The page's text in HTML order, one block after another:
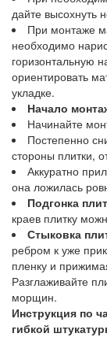
дайте высохнуть
При монтаже
необходимо
горизонтальную
ориентировать
укладке.
Начало
Начинайте
Постепенно
стороны плитки,
Аккуратно
она ложилась
Подгонка
краев плитку
Стыковка
ребром к уже
пленку и
Разглаживайте
морщин.
Инструкция по
гибкой